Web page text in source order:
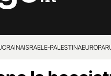
ISRAELE-PALESTINAEUROPA